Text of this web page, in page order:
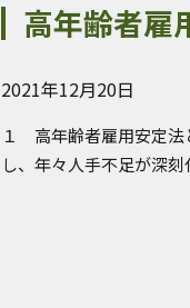
高年齢者雇
2021年12月20日
１ 高年齢者雇用安定法
し、年々人手不足が深